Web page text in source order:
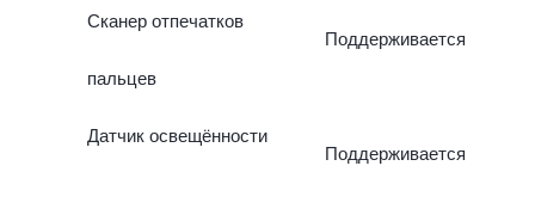
Сканер отпечатков
пальцев
Поддерживается
Датчик освещённости
Поддерживается